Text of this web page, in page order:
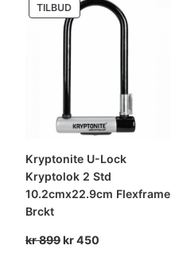
kr 6
990.
kr 4
999.
TILBUDPRODUKT
PÅ
Kryptonite U-Lock
Kryptolok 2 Std
10.2cmx22.9cm Flexframe
Brckt
kr899Opprinnelig
kr450